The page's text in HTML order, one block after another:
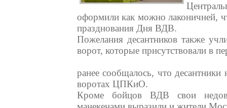
оформили как можно лаконичней,
празднования Дня ВДВ.
Пожелания десантников также
ворот, которые присутствовали в
ранее сообщалось, что десантники
воротах ЦПКиО.
Кроме бойцов ВДВ свои